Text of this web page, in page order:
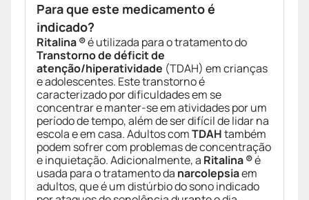
Para que este medicamento é
indicado?
Ritalina ®é utilizada para o tratamento do
Transtorno de déficit de
atenção/hiperatividade (TDAH) em crianças
e adolescentes. Este transtorno é
caracterizado por dificuldades em se
concentrar e manter-se em atividades por um
período de tempo, além de ser difícil de lidar na
escola e em casa. Adultos comTDAHtambém
podem sofrer com problemas de concentração
e inquietação. Adicionalmente, a Ritalina ®é
usada para o tratamento da narcolepsiaem
adultos, que é um distúrbio do sono indicado